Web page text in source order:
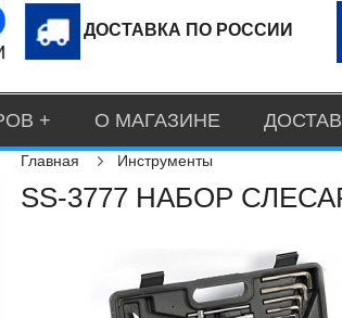
ДОСТАВКА ПО РОССИИ
О МАГАЗИНЕ
Главная Инструменты
SS-3777 НАБОР